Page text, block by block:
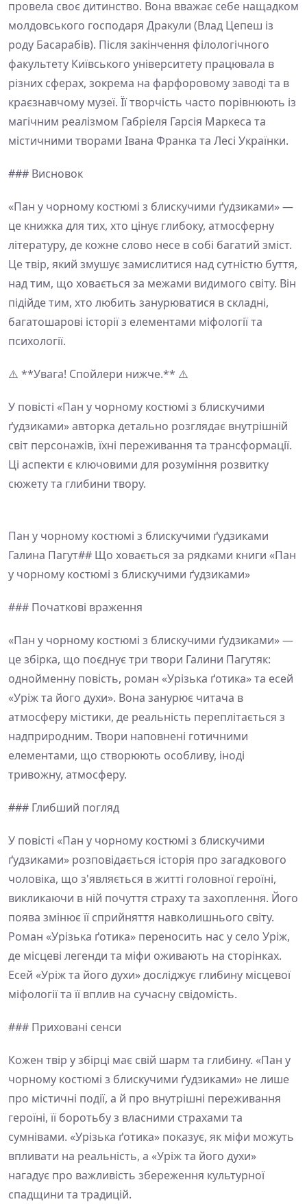
провела своє дитинство. Вона вважає себе нащадком
молдовського господаря Дракули (Влад Цепеш із
роду Басарабів). Після закінчення філологічного
факультету Київського університету працювала в
різних сферах, зокрема на фарфоровому заводі та в
краєзнавчому музеї. Її творчість часто порівнюють із
магічним реалізмом Габріеля Гарсія Маркеса та
містичними творами Івана Франка та Лесі Українки.
### Висновок
«Пан у чорному костюмі з блискучими ґудзиками» —
це книжка для тих, хто цінує глибоку, атмосферну
літературу, де кожне слово несе в собі багатий зміст.
Це твір, який змушує замислитися над сутністю буття,
над тим, що ховається за межами видимого світу. Він
підійде тим, хто любить занурюватися в складні,
багатошарові історії з елементами міфології та
психології.
⚠️ **Увага! Спойлери нижче.** ⚠️
У повісті «Пан у чорному костюмі з блискучими
ґудзиками» авторка детально розглядає внутрішній
світ персонажів, їхні переживання та трансформації.
Ці аспекти є ключовими для розуміння розвитку
сюжету та глибини твору.
Пан у чорному костюмі з блискучими ґудзиками
Галина Пагут## Що ховається за рядками книги «Пан
у чорному костюмі з блискучими ґудзиками»
### Початкові враження
«Пан у чорному костюмі з блискучими ґудзиками» —
це збірка, що поєднує три твори Галини Пагутяк:
однойменну повість, роман «Урізька ґотика» та есей
«Уріж та його духи». Вона занурює читача в
атмосферу містики, де реальність переплітається з
надприродним. Твори наповнені готичними
елементами, що створюють особливу, іноді
тривожну, атмосферу.
### Глибший погляд
У повісті «Пан у чорному костюмі з блискучими
ґудзиками» розповідається історія про загадкового
чоловіка, що з'являється в житті головної героїні,
викликаючи в ній почуття страху та захоплення. Його
поява змінює її сприйняття навколишнього світу.
Роман «Урізька ґотика» переносить нас у село Уріж,
де місцеві легенди та міфи оживають на сторінках.
Есей «Уріж та його духи» досліджує глибину місцевої
міфології та її вплив на сучасну свідомість.
### Приховані сенси
Кожен твір у збірці має свій шарм та глибину. «Пан у
чорному костюмі з блискучими ґудзиками» не лише
про містичні події, а й про внутрішні переживання
героїні, її боротьбу з власними страхами та
сумнівами. «Урізька ґотика» показує, як міфи можуть
впливати на реальність, а «Уріж та його духи»
нагадує про важливість збереження культурної
спадщини та традицій.